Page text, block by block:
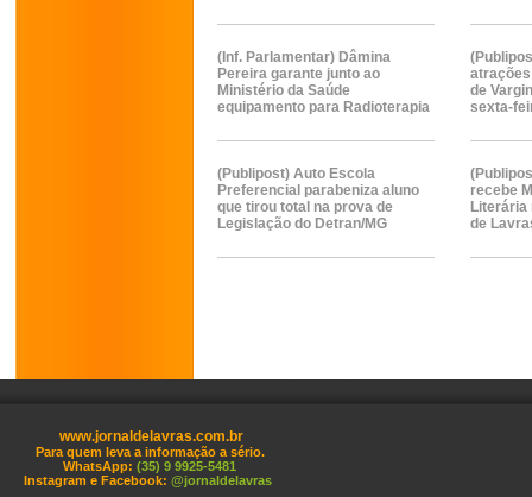
(Inf. Parlamentar) Dâmina
Pereira garante junto ao
Ministério da Saúde
equipamento para Radioterapia
atrações
de
sexta-
(Publipost) Auto Escola
Preferencial parabeniza aluno
que tirou total na prova de
Legislação do Detran/MG
recebe
Literária
de
www.jornaldelavras.com.br
Para quem leva a informação a sério.
WhatsApp: (35) 9 9925-5481
Instagram e Facebook: @jornaldelavras